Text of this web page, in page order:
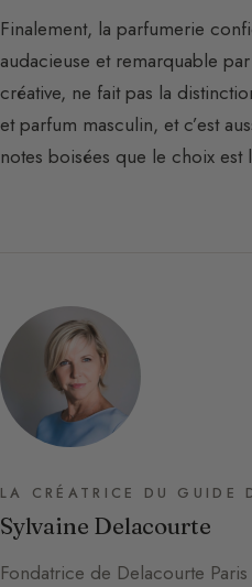
Finalement, la parfumerie
audacieuse et remarquable
créative, ne fait pas la
et parfum masculin, et c’est
notes boisées que le choix est
LA CRÉATRICE DU GUIDE
Sylvaine Delacourte
Fondatrice de Delacourte